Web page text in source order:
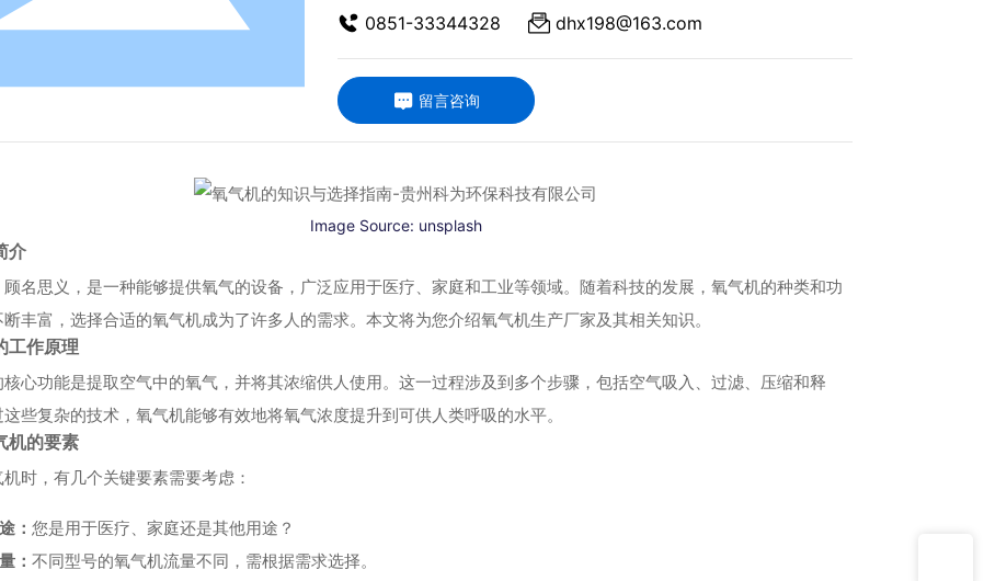
0851-33344328 dhx198@163.com
留言咨询
Image Source: unsplash
介
名思义，是一种能够提供氧气的设备，广泛应用于医疗、家庭和工业等领域。随着科技的发展，氧气机的种类和功
丰富，选择合适的氧气机成为了许多人的需求。本文将为您介绍氧气机生产厂家及其相关知识。
工作原理
心功能是提取空气中的氧气，并将其浓缩供人使用。这一过程涉及到多个步骤，包括空气吸入、过滤、压缩和释
些复杂的技术，氧气机能够有效地将氧气浓度提升到可供人类呼吸的水平。
机的要素
时，有几个关键要素需要考虑：
：您是用于医疗、家庭还是其他用途？
：不同型号的氧气机流量不同，需根据需求选择。